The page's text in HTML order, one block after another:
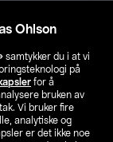
Ohlson
samtykker du i at vi
på
for å
bruken av
Vi bruker fire
analytiske og
er det ikke noe